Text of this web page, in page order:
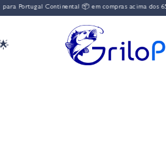
Portugal Continental 📦 em compras acima dos 65€